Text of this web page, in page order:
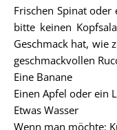
Frischen Spinat oder
bitte keinen
Geschmack hat, wie
geschmackvollen
Eine Banane
Einen Apfel oder ein
Etwas Wasser
Wenn man möchte: